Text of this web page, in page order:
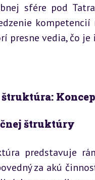
sfére pod
presne vedia, čo
štruktúra:
štruktúry
predstavuje
za akú